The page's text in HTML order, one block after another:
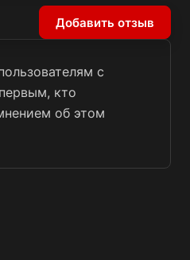
с
кто
об этом
Добавить отзыв